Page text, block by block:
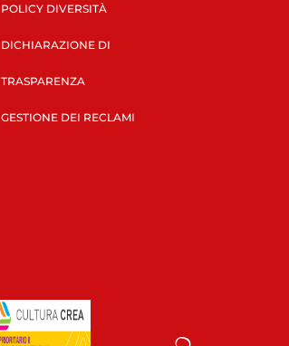
POLICY DIVERSITÀ
DICHIARAZIONE DI
TRASPARENZA
GESTIONE DEI RECLAMI